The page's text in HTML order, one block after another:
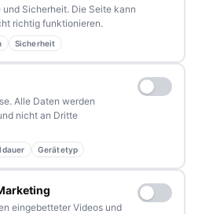
mit unseren Leserinnen und
Zeit.
Sicherheit. Die Seite kann
richtig funktionieren.
Sicherheit
Alle Daten werden
nicht an Dritte
Gerätetyp
eingebetteter Videos und